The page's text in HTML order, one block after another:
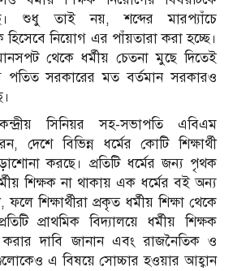
শুধু তাই নয়, শব্দের মারপ্যাঁচে
হিসেবে নিয়োগ এর পাঁয়তারা করা হচ্ছে।
থেকে ধর্মীয় চেতনা মুছে দিতেই
পতিত সরকারের মত বর্তমান সরকারও
সিনিয়র সহ-সভাপতি এবিএম
দেশে বিভিন্ন ধর্মের কোটি শিক্ষার্থী
করছে। প্রতিটি ধর্মের জন্য পৃথক
শিক্ষক না থাকায় এক ধর্মের বই অন্য
ফলে শিক্ষার্থীরা প্রকৃত ধর্মীয় শিক্ষা থেকে
প্রাথমিক বিদ্যালয়ে ধর্মীয় শিক্ষক
দাবি জানান এবং রাজনৈতিক ও
এ বিষয়ে সোচ্চার হওয়ার আহ্বান